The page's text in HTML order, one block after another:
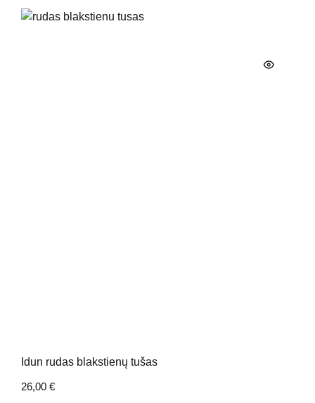
Idun rudas blakstienų tušas
26,00 €